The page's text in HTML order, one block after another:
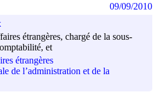
étrangères, chargé de la sous-
et
étrangères
de l’administration et de la
09/09/2010